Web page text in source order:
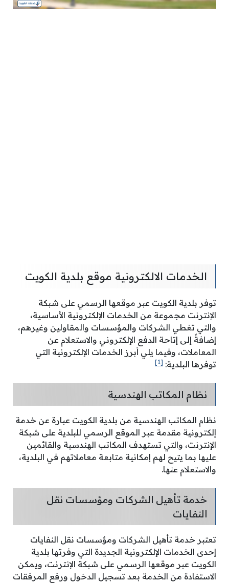
الخدمات الالكترونية موقع بلدية الكويت
توفر بلدية الكويت عبر موقعها الرسمي على شبكة
الإنترنت مجموعة من الخدمات الإلكترونية الأساسية،
والتي تغطي الشركات والمؤسسات والمقاولين وغيرهم،
إضافةً إلى إتاحة الدفع الإلكتروني والاستعلام عن
المعاملات، وفيما يلي أبرز الخدمات الإلكترونية التي
توفرها البلدية: [1]
نظام المكاتب الهندسية
نظام المكاتب الهندسية من بلدية الكويت عبارة عن خدمة
إلكترونية مقدمة عبر الموقع الرسمي للبلدية على شبكة
الإنترنت، والتي تستهدف المكاتب الهندسية والقائمين
عليها بما يتيح لهم إمكانية متابعة معاملاتهم في البلدية،
والاستعلام عنها.
خدمة تأهيل الشركات ومؤسسات نقل
النفايات
تعتبر خدمة تأهيل الشركات ومؤسسات نقل النفايات
إحدى الخدمات الإلكترونية الجديدة التي وفرتها بلدية
الكويت عبر موقعها الرسمي على شبكة الإنترنت، ويمكن
الاستفادة من الخدمة بعد تسجيل الدخول ورفع المرفقات